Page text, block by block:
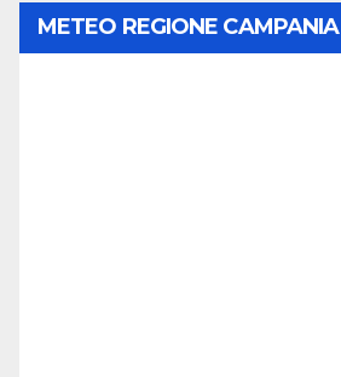
METEO REGIONE CAMPANIA